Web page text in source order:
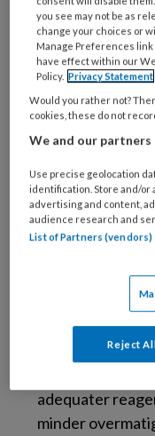
wensen over. De
ook hoe zij spel
de behandeling
opgenomen.
Een
Samenspel.
aangetoond dat
behandeling
die opgroeien
2012). Meer
aangetoond dat
adequater
minder
you see may not be as
change your choices or
Manage Preferences link
have effect within our
Policy. Privacy Statement
Would you rather not?
cookies, these do not
We and our
Use precise geolocation
identification. Store and/or
advertising and content,
audience research and
List of Partners (vendors)
Reject